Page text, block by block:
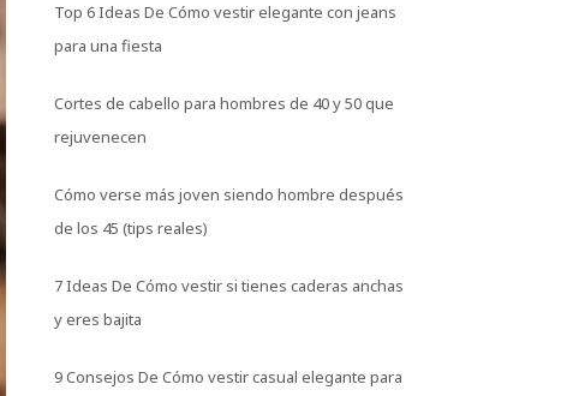
Top 6 Ideas De Cómo vestir elegante con jeans
para una fiesta
Cortes de cabello para hombres de 40 y 50 que
rejuvenecen
Cómo verse más joven siendo hombre después
de los 45 (tips reales)
7 Ideas De Cómo vestir si tienes caderas anchas
y eres bajita
9 Consejos De Cómo vestir casual elegante para